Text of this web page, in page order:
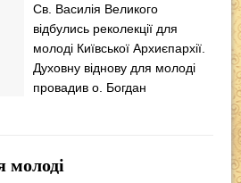
Св. Василія Великого
відбулись реколекції для
молоді Київської Архиєпархії.
Духовну віднову для молоді
провадив о. Богдан
молоді